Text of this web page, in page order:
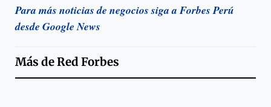
Para más noticias de negocios siga a Forbes Perú
desde Google News
Más deRed Forbes